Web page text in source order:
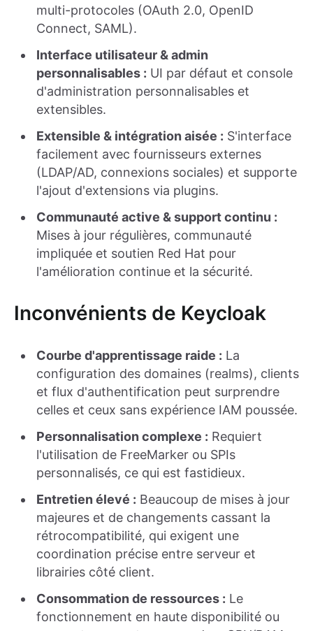
multi-protocoles (OAuth 2.0, OpenID
Connect, SAML).
Interface utilisateur & admin
personnalisables : UI par défaut et console
d'administration personnalisables et
extensibles.
Extensible & intégration aisée : S'interface
facilement avec fournisseurs externes
(LDAP/AD, connexions sociales) et supporte
l'ajout d'extensions via plugins.
Communauté active & support continu :
Mises à jour régulières, communauté
impliquée et soutien Red Hat pour
l'amélioration continue et la sécurité.
Inconvénients de Keycloak
Courbe d'apprentissage raide : La
configuration des domaines (realms), clients
et flux d'authentification peut surprendre
celles et ceux sans expérience IAM poussée.
Personnalisation complexe : Requiert
l'utilisation de FreeMarker ou SPIs
personnalisés, ce qui est fastidieux.
Entretien élevé : Beaucoup de mises à jour
majeures et de changements cassant la
rétrocompatibilité, qui exigent une
coordination précise entre serveur et
librairies côté client.
Consommation de ressources : Le
fonctionnement en haute disponibilité ou